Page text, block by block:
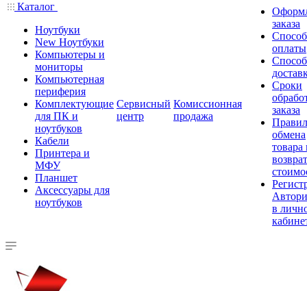
Каталог
Ноутбуки
New Ноутбуки
Компьютеры и
мониторы
Компьютерная
периферия
Комплектующие
для ПК и
ноутбуков
Кабели
Принтера и
МФУ
Планшет
Аксессуары для
ноутбуков
Сервисный
центр
Комиссионная
продажа
заказа
оплаты
Сроки
заказа
обмена
товара
в